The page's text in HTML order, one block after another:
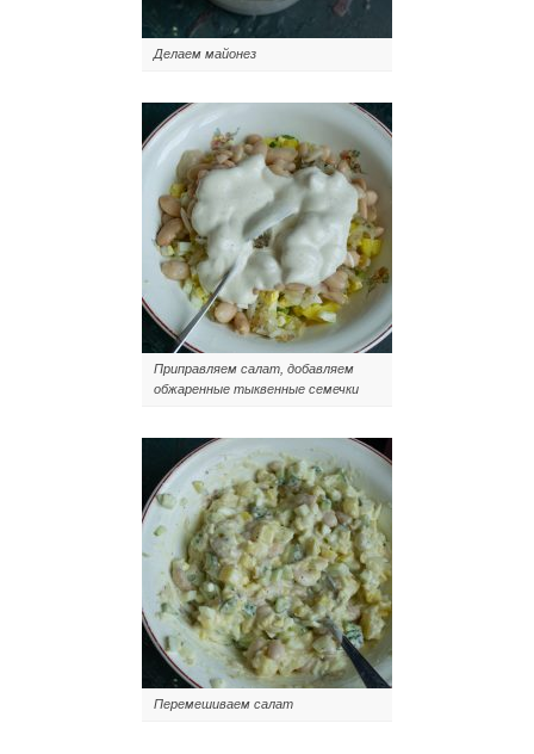
Делаем майонез
Приправляем салат, добавляем
обжаренные тыквенные семечки
Перемешиваем салат